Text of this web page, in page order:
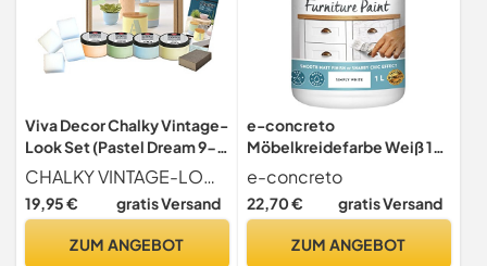
Viva Decor Chalky Vintage-
Look Set (Pastel Dream 9-
teilig) dekorative Lasuren -
Vintage Kreidefarbe für
Shabby Chic - Chalk Paint
in Germany
CHALKY VINTAGE-LOOK - ist eine samtmatte Oberflächenlasur mit stumpfer Haptik für Dekorationen im angesagten Used-Look. Die Shabby Chic Farbe Kreidefarbe ist auf Wasserbasis hergestellt. Nach dem Trocknen ist die Farbe wischfest und auf wasserfesten Untergründen wetterfest. Erhalten Sie mit diesem buntem Farbset 4 x 90ml Farbtöne. Außerdem enthalten sind drei Kreativschwämmchen, ein Schleifpapier und ein Step-by-Step-Flyer!
19,95 € gratis Versand
ZUM ANGEBOT
e-concreto
Möbelkreidefarbe Weiß 1L
mit Rührer | Holzfarbe für
Shabby Chic Look |
Möbelfarbe einfach zu
Wasserbasis | Kreidefarbe
e-concreto
22,70 € gratis Versand
ZUM ANGEBOT